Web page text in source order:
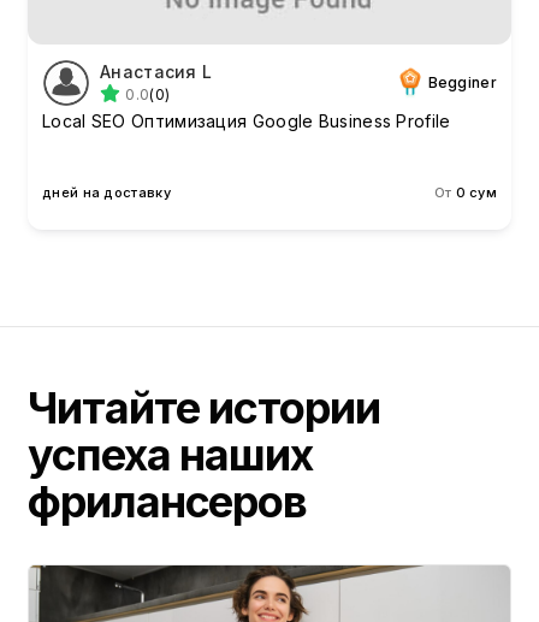
Анастасия L
0.0(0)
Begginer
Local SEO Оптимизация Google Business Profile
дней на доставку От 0 сум
Читайте истории
успеха наших
фрилансеров